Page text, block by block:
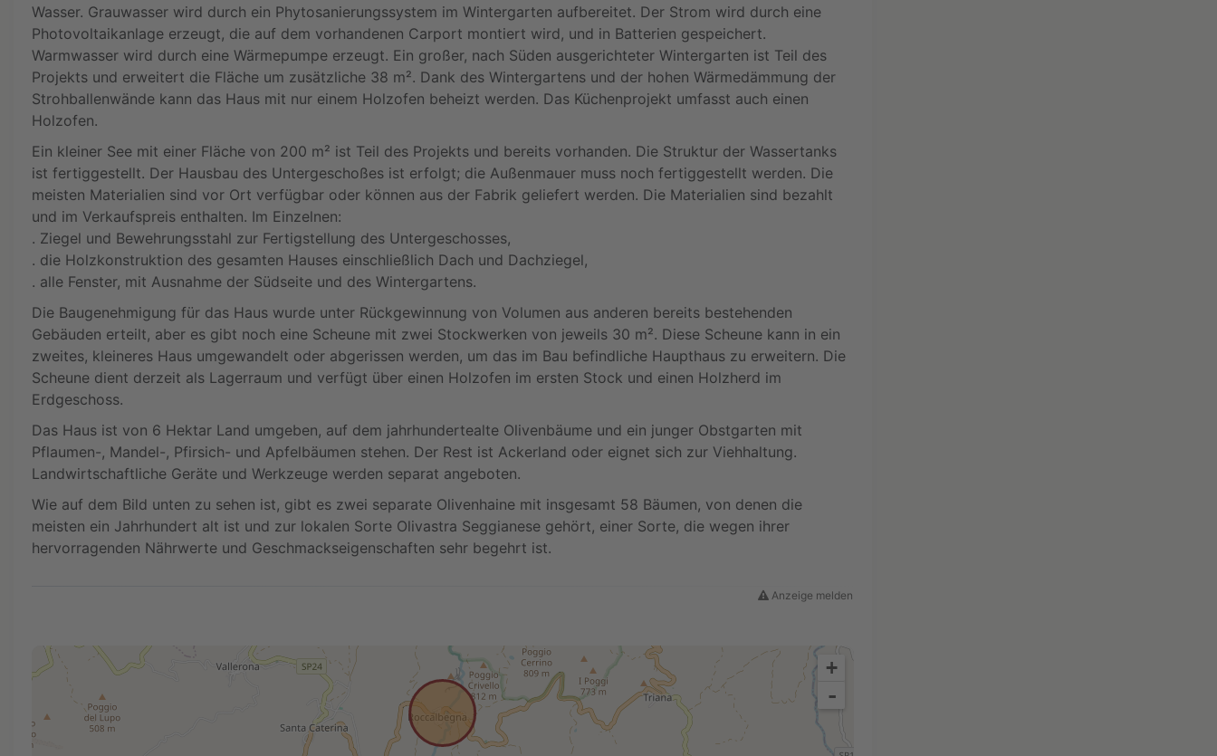
Wasser. Grauwasser wird durch ein Phytosanierungssystem im Wintergarten aufbereitet. Der Strom wird durch eine
Photovoltaikanlage erzeugt, die auf dem vorhandenen Carport montiert wird, und in Batterien gespeichert.
Warmwasser wird durch eine Wärmepumpe erzeugt. Ein großer, nach Süden ausgerichteter Wintergarten ist Teil des
Projekts und erweitert die Fläche um zusätzliche 38 m². Dank des Wintergartens und der hohen Wärmedämmung der
Strohballenwände kann das Haus mit nur einem Holzofen beheizt werden. Das Küchenprojekt umfasst auch einen
Holzofen.
Ein kleiner See mit einer Fläche von 200 m² ist Teil des Projekts und bereits vorhanden. Die Struktur der Wassertanks
ist fertiggestellt. Der Hausbau des Untergeschoßes ist erfolgt; die Außenmauer muss noch fertiggestellt werden. Die
meisten Materialien sind vor Ort verfügbar oder können aus der Fabrik geliefert werden. Die Materialien sind bezahlt
und im Verkaufspreis enthalten. Im Einzelnen:
. Ziegel und Bewehrungsstahl zur Fertigstellung des Untergeschosses,
. die Holzkonstruktion des gesamten Hauses einschließlich Dach und Dachziegel,
. alle Fenster, mit Ausnahme der Südseite und des Wintergartens.
Die Baugenehmigung für das Haus wurde unter Rückgewinnung von Volumen aus anderen bereits bestehenden
Gebäuden erteilt, aber es gibt noch eine Scheune mit zwei Stockwerken von jeweils 30 m². Diese Scheune kann in ein
zweites, kleineres Haus umgewandelt oder abgerissen werden, um das im Bau befindliche Haupthaus zu erweitern. Die
Scheune dient derzeit als Lagerraum und verfügt über einen Holzofen im ersten Stock und einen Holzherd im
Erdgeschoss.
Das Haus ist von 6 Hektar Land umgeben, auf dem jahrhundertealte Olivenbäume und ein junger Obstgarten mit
Pflaumen-, Mandel-, Pfirsich- und Apfelbäumen stehen. Der Rest ist Ackerland oder eignet sich zur Viehhaltung.
Landwirtschaftliche Geräte und Werkzeuge werden separat angeboten.
Wie auf dem Bild unten zu sehen ist, gibt es zwei separate Olivenhaine mit insgesamt 58 Bäumen, von denen die
meisten ein Jahrhundert alt ist und zur lokalen Sorte Olivastra Seggianese gehört, einer Sorte, die wegen ihrer
hervorragenden Nährwerte und Geschmackseigenschaften sehr begehrt ist.
Anzeige melden
+
-